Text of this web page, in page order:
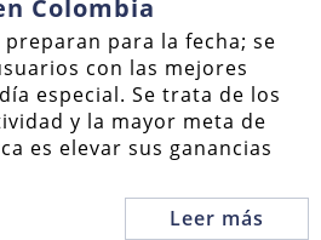
Colombia
para la fecha; se
con las mejores
especial. Se trata de los
y la mayor meta de
es elevar sus ganancias
Leer más